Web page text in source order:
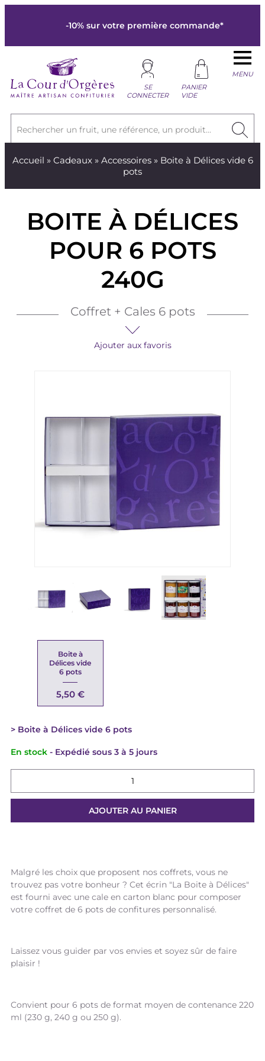
-10% sur votre première commande*
Rechercher un fruit, une référence, un produit...
SE
CONNECTER
PANIER
VIDE
MENU
Accueil » Cadeaux» Accessoires» Boite à Délices vide 6
pots
BOITE À DÉLICES
POUR 6 POTS
240G
Coffret + Cales 6 pots
Ajouter aux favoris
Malgré les choix que proposent nos coffrets, vous ne
trouvez pas votre bonheur ? Cet écrin "La Boite à Délices"
est fourni avec une cale en carton blanc pour composer
votre coffret de 6 pots de confitures personnalisé.
Laissez vous guider par vos envies et soyez sûr de faire
plaisir !
Convient pour 6 pots de format moyen de contenance 220
ml (230 g, 240 g ou 250 g).
Boite à
Délices vide
6 pots
5,50 €
Boite à Délices vide 6 pots
En stock - Expédié sous 3 à 5 jours